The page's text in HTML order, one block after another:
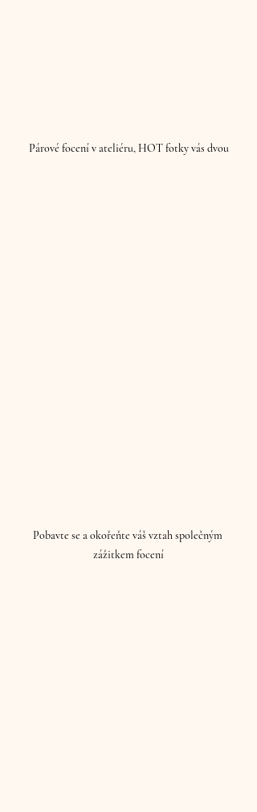
Párové focení v ateliéru, HOT fotky vás dvou
Pobavte se a okořeňte váš vztah společným
zážitkem focení